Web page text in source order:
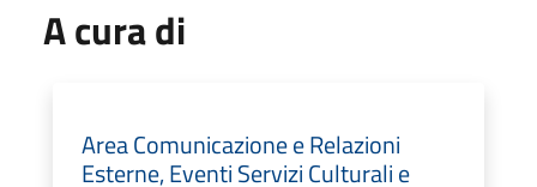
A cura di
Area Comunicazione e Relazioni
Esterne, Eventi Servizi Culturali e